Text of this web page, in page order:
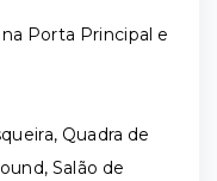
Porta Principal e
Quadra de
Salão de